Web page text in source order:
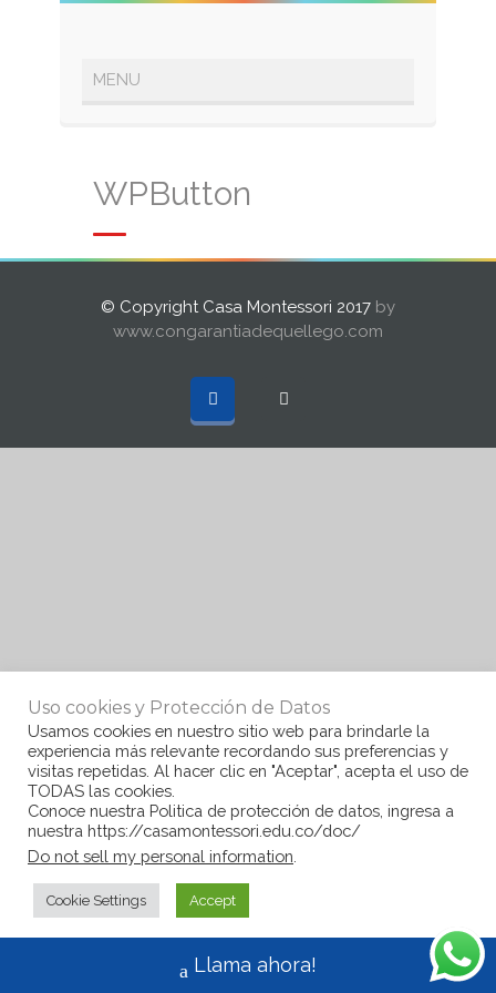
WPButton
© Copyright Casa Montessori 2017 by
www.congarantiadequellego.com
Uso cookies y Protección de Datos
Usamos cookies en nuestro sitio web para brindarle la
experiencia más relevante recordando sus preferencias y
visitas repetidas. Al hacer clic en "Aceptar", acepta el uso de
TODAS las cookies.
Conoce nuestra Politica de protección de datos, ingresa a
nuestra https://casamontessori.edu.co/doc/
Do not sell my personal information
Cookie Settings Accept
Llama ahora!